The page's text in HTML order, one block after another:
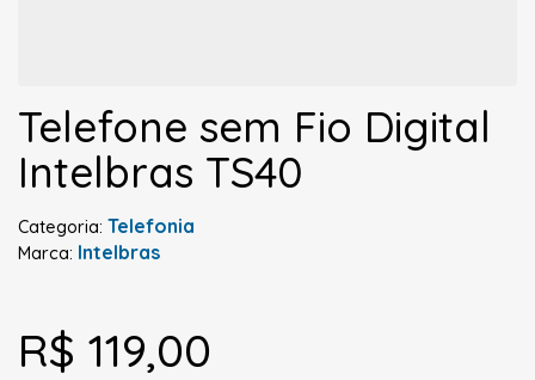
Telefone sem Fio Digital
Intelbras TS40
Categoria: Telefonia
Marca: Intelbras
R$ 119,00